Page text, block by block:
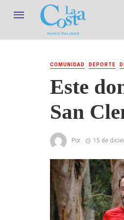
COMUNIDAD DEPORTE
Este
San
Por 15 de